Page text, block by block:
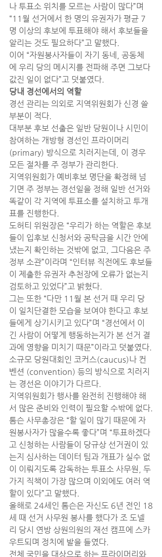
나 투표소 위치를 모르는 사람이 많다”며
“11월 선거에서 한 명의 유권자가 평균 7
명 이상의 후보에 투표해야 해서 후보들을
알리는 것도 필요하다”고 말했다.
이어 “자원봉사자들이 자기 동네, 공동체
에 우리 당의 메시지를 전파해 주면 그보다
값진 일이 없다”고 덧붙였다.
당내 경선에서의 역할
경선 관리는 의외로 지역위원회가 신경 쓸
부분이 적다.
대부분 후보 선출은 일반 당원이나 시민이
참여하는 개방형 경선인 프라이머리
(primary) 방식으로 치러지는데, 이 경우
모든 절차를 주 정부가 관리한다.
지역위원회가 예비후보 명단을 확정해 넘
기면 주 정부는 경선일을 정해 일반 선거와
똑같이 각 지역에 투표소를 설치하고 투개
표를 진행한다.
도허티 위원장은 “우리가 하는 역할은 후보
들이 입후보 신청서와 공탁금을 시간 안에
냈는지 확인하는 것밖에 없고, 그다음은 주
정부 소관”이라며 “인터뷰 직전에도 후보들
이 제출한 유권자 추천장에 오류가 없는지
검토하고 있었다”고 밝혔다.
그는 또한 “다만 11월 본 선거 때 우리 당
이 일치단결한 모습을 보여야 한다고 후보
들에게 상기시키고 있다”며 “경선에서 이
긴 사람이 어떻게 행동하는지가 본 선거 결
과에 영향을 미치기 때문”이라고 덧붙였다.
소규모 당원대회인 코커스(caucus)나 컨
벤션 (convention) 등의 방식으로 치러지
는 경선은 이야기가 다르다.
지역위원회가 행사를 완전히 진행해야 해
서 많은 준비와 인력이 필요할 수밖에 없다.
톰슨 사무총장은 “할 일이 많기 때문에 자
원봉사자가 많을수록 좋다”며 “투표하겠다
고 신청하는 사람들이 당규상 선거권이 있
는지 심사하는 데이터 팀과 개표가 실수 없
이 이뤄지도록 감독하는 투표소 사무원, 두
가지 직책이 가장 많으며 이외에도 여러 역
할이 있다”고 말했다.
올해로 24세인 톰슨은 자신도 6년 전인 18
세 때 선거 사무원 봉사를 했다가 조 도넬
리 당시 연방 상원의원의 재선 캠프에 스카
우트되며 정치에 발을 들였다.
전체 국민을 대상으로 하는 프라이머리와